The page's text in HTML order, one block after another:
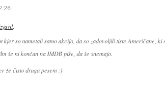
:
kjer so nametali samo akcijo, da so zadovoljili tiste Američane, ki
še ni končan na IMDB piše, da še snemajo.
že čisto druga pesem :)